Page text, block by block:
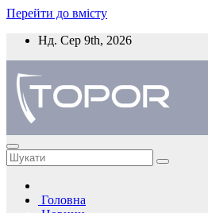
Перейти до вмісту
Нд. Сер 9th, 2026
Головна